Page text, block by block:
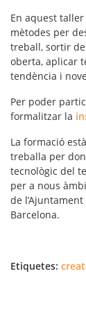
En aquest
mètodes per
treball, sortir
oberta, aplicar
tendència i
Per poder
formalitzar la
La formació
treballa per
tecnològic del
per a nous
de
Barcelona.
Etiquetes: